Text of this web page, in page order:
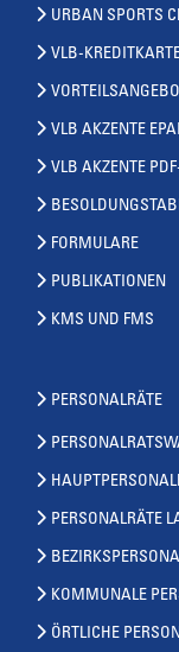
URBAN SPORTS
VLB-
VLB AKZENTE
VLB AKZENTE
FORMULARE
PUBLIKATIONEN
KMS UND FMS
PERSONALRÄTE
PERSONALRÄTE
KOMMUNALE
ÖRTLICHE